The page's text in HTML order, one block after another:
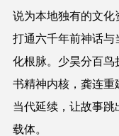
说为本地独有的文化
打通六千年前神话与
化根脉。少昊分百鸟
书精神内核，龚连重
当代延续，让故事
载体。